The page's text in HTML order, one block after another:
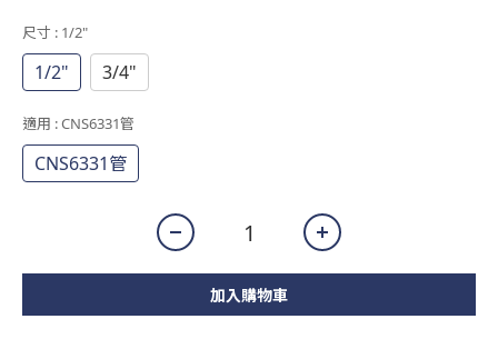
尺寸 : 1/2"
1/2" 3/4"
適用 : CNS6331管
CNS6331管
加入購物車